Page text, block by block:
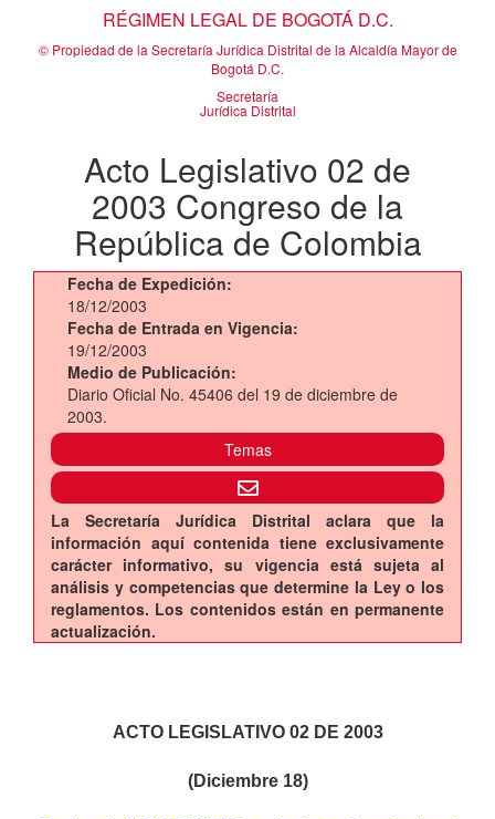
RÉGIMEN LEGAL DE BOGOTÁ D.C.
© Propiedad de la Secretaría Jurídica Distrital de la Alcaldía Mayor de
Bogotá D.C.
Secretaría
Jurídica Distrital
Acto Legislativo 02 de
2003 Congreso de la
República de Colombia
Fecha de Expedición:
18/12/2003
Fecha de Entrada en Vigencia:
19/12/2003
Medio de Publicación:
Diario Oficial No. 45406 del 19 de diciembre de
2003.
Temas
La Secretaría Jurídica Distrital aclara que la
información aquí contenida tiene exclusivamente
carácter informativo, su vigencia está sujeta al
análisis y competencias que determine la Ley o los
reglamentos. Los contenidos están en permanente
actualización.
ACTO LEGISLATIVO 02 DE 2003
(Diciembre 18)